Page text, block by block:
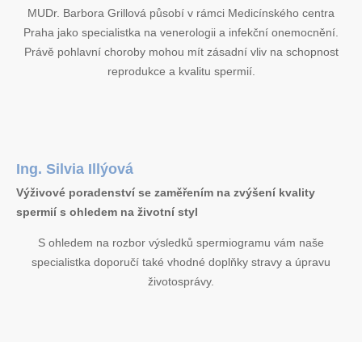
MUDr. Barbora Grillová působí v rámci Medicínského centra
Praha jako specialistka na venerologii a infekční onemocnění.
Právě pohlavní choroby mohou mít zásadní vliv na schopnost
reprodukce a kvalitu spermií.
Ing. Silvia Illýová
Výživové poradenství se zaměřením na zvýšení kvality
spermií s ohledem na životní styl
S ohledem na rozbor výsledků spermiogramu vám naše
specialistka doporučí také vhodné doplňky stravy a úpravu
životosprávy.